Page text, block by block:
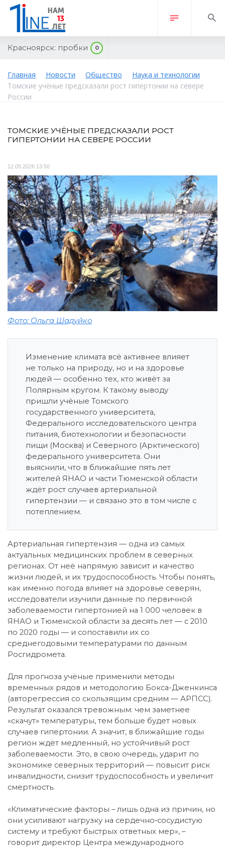
Красноярск: пробки 0
Главная Новости Общество
Наука и технологии
Томские учёные предсказали рост гипертонии на севере
России
ТОМСКИЕ УЧЁНЫЕ ПРЕДСКАЗАЛИ РОСТ
ГИПЕРТОНИИ НА СЕВЕРЕ РОССИИ
12.05.2026 13:50
Фото: Ольга Шадуйко
Изменение климата всё активнее влияет
не только на природу, но и на здоровье
людей — особенно тех, кто живёт за
Полярным кругом. К такому выводу
пришли учёные Томского
государственного университета,
Федерального исследовательского центра
питания, биотехнологии и безопасности
пищи (Москва) и Северного (Арктического)
федерального университета. Они
выяснили, что в ближайшие пять лет
жителей ЯНАО и части Тюменской области
ждёт рост случаев артериальной
гипертензии — и связано это в том числе с
потеплением.
Артериальная гипертензия — одна из самых
актуальных медицинских проблем в северных
регионах. От неё напрямую зависит и качество
жизни людей, и их трудоспособность. Чтобы понять,
как именно погода влияет на здоровье северян,
исследователи изучили данные по первичной
заболеваемости гипертонией на 1 000 человек в
ЯНАО и Тюменской области за десять лет — с 2010
по 2020 годы — и сопоставили их со
среднегодовыми температурами по данным
Росгидромета.
Для прогноза учёные применили методы
временных рядов и методологию Бокса-Дженкинса
(авторегрессия со скользящим средним — АРПСС).
Результат оказался тревожным: чем заметнее
«скачут» температуры, тем больше будет новых
случаев гипертонии. А значит, в ближайшие годы
регион ждёт медленный, но устойчивый рост
заболеваемости. Это, в свою очередь, ударит по
экономике северных территорий — повысит риск
инвалидности, снизит трудоспособность и увеличит
смертность.
«Климатические факторы – лишь одна из причин, но
они усиливают нагрузку на сердечно‑сосудистую
систему и требуют быстрых ответных мер», –
говорит директор Центра международного